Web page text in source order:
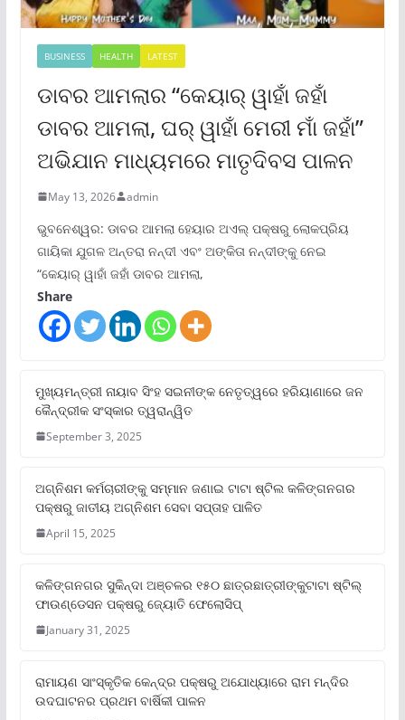
BUSINESS HEALTH LATEST
ଡାବର ଆମଲାର “କେୟାର୍ ୱାହାଁ ଜହାଁ
ଡାବର ଆମଲା, ଘର୍ ୱାହାଁ ମେରୀ ମାଁ ଜହାଁ”
ଅଭିଯାନ ମାଧ୍ୟମରେ ମାତୃଦିବସ ପାଳନ
May 13, 2026 admin
ଭୁବନେଶ୍ୱର: ଡାବର ଆମଲା ହେୟାର ଅଏଲ୍ ପକ୍ଷରୁ ଲୋକପ୍ରିୟ
ଗାୟିକା ଯୁଗଳ ଅନ୍ତରା ନନ୍ଦୀ ଏବଂ ଅଙ୍କିତା ନନ୍ଦୀଙ୍କୁ ନେଇ
“କେୟାର୍ ୱାହାଁ ଜହାଁ ଡାବର ଆମଲା,
Share
ମୁଖ୍ୟମନ୍ତ୍ରୀ ନାୟାବ ସିଂହ ସଇନୀଙ୍କ ନେତୃତ୍ୱରେ ହରିୟାଣାରେ ଜନ
କୈନ୍ଦ୍ରୀକ ସଂସ୍କାର ତ୍ୱରାନ୍ୱିତ
September 3, 2025
ଅଗ୍ନିଶମ କର୍ମଚାରୀଙ୍କୁ ସମ୍ମାନ ଜଣାଇ ଟାଟା ଷ୍ଟିଲ କଳିଙ୍ଗନଗର
ପକ୍ଷରୁ ଜାତୀୟ ଅଗ୍ନିଶମ ସେବା ସପ୍ତାହ ପାଳିତ
April 15, 2025
କଳିଙ୍ଗନଗର ସୁକିନ୍ଦା ଅଞ୍ଚଳର ୧୫୦ ଛାତ୍ରଛାତ୍ରୀଙ୍କୁଟାଟା ଷ୍ଟିଲ୍
ଫାଉଣ୍ଡେସନ ପକ୍ଷରୁ ଜ୍ୟୋତି ଫେଲୋସିପ୍‌
January 31, 2025
ରାମାୟଣ ସାଂସ୍କୃତିକ କେନ୍ଦ୍ର ପକ୍ଷରୁ ଅଯୋଧ୍ୟାରେ ରାମ ମନ୍ଦିର
ଉଦଘାଟନର ପ୍ରଥମ ବାର୍ଷିକୀ ପାଳନ